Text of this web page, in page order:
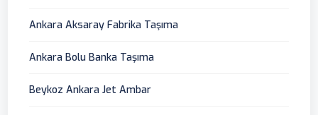
Ankara Aksaray Fabrika Taşıma
Ankara Bolu Banka Taşıma
Beykoz Ankara Jet Ambar